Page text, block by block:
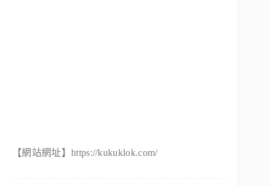
【網站網址】https://kukuklok.com/